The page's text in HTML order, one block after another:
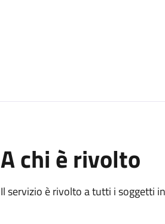
A chi è rivolto
Il servizio è rivolto a tutti i soggetti